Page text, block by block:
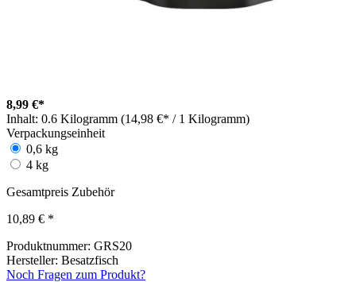
8,99 €*
Inhalt: 0.6 Kilogramm (14,98 €* / 1 Kilogramm)
Verpackungseinheit
0,6 kg
4 kg
Gesamtpreis Zubehör
10,89 € *
Produktnummer: GRS20
Hersteller: Besatzfisch
Noch Fragen zum Produkt?